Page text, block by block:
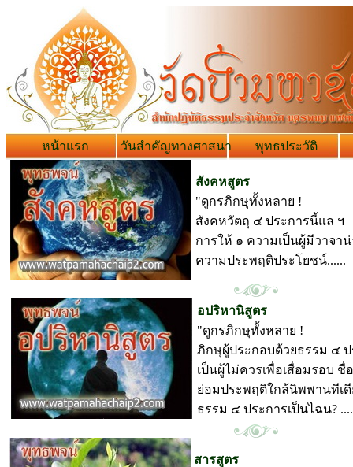
หน้าแรก วันสำคัญทางศาสนา พุทธประวัติ
สังคหสูตร
"ดูกรภิกษุทั้งหลาย !
สังคหวัตถุ ๔ ประการนี้แล ฯ
การให้ ๑ ความเป็นผู้มีวาจา
ความประพฤติประโยชน์......
อปริหานิสูตร
"ดูกรภิกษุทั้งหลาย !
ภิกษุผู้ประกอบด้วยธรรม ๔ ป
เป็นผู้ไม่ควรเพื่อเสื่อมรอบ ชื่
ย่อมประพฤติใกล้นิพพานทีเดี
ธรรม ๔ ประการเป็นไฉน? ....
สารสูตร